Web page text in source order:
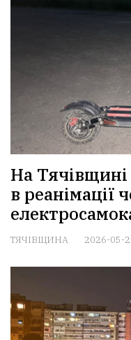
На
в реанімації
ТЯЧІВЩИНА 2026-05-